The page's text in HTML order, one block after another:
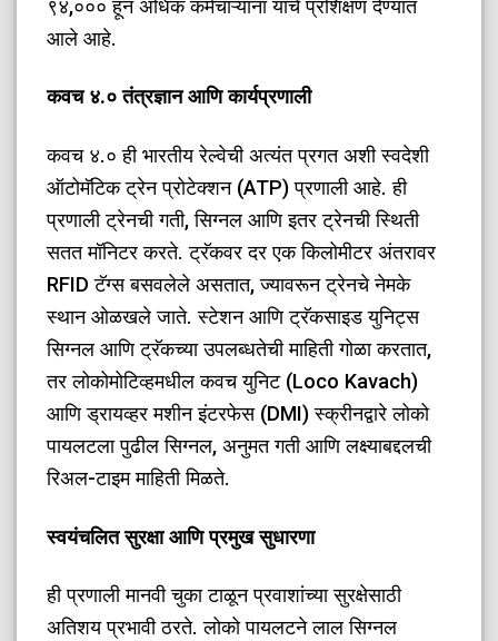
९४,००० हून अधिक कर्मचाऱ्यांना याचे प्रशिक्षण देण्यात
आले आहे.
​कवच ४.० तंत्रज्ञान आणि कार्यप्रणाली
​कवच ४.० ही भारतीय रेल्वेची अत्यंत प्रगत अशी स्वदेशी
ऑटोमॅटिक ट्रेन प्रोटेक्शन (ATP) प्रणाली आहे. ही
प्रणाली ट्रेनची गती, सिग्नल आणि इतर ट्रेनची स्थिती
सतत मॉनिटर करते. ट्रॅकवर दर एक किलोमीटर अंतरावर
RFID टॅग्स बसवलेले असतात, ज्यावरून ट्रेनचे नेमके
स्थान ओळखले जाते. स्टेशन आणि ट्रॅकसाइड युनिट्स
सिग्नल आणि ट्रॅकच्या उपलब्धतेची माहिती गोळा करतात,
तर लोकोमोटिव्हमधील कवच युनिट (Loco Kavach)
आणि ड्रायव्हर मशीन इंटरफेस (DMI) स्क्रीनद्वारे लोको
पायलटला पुढील सिग्नल, अनुमत गती आणि लक्ष्याबद्दलची
रिअल-टाइम माहिती मिळते.
​स्वयंचलित सुरक्षा आणि प्रमुख सुधारणा
​ही प्रणाली मानवी चुका टाळून प्रवाशांच्या सुरक्षेसाठी
अतिशय प्रभावी ठरते. लोको पायलटने लाल सिग्नल